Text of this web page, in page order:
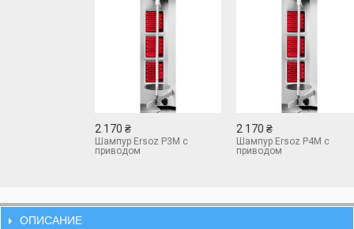
2 170 ₴
Шампур Ersoz Р3M с
приводом
2 170 ₴
Шампур Ersoz Р4M с
приводом
ОПИСАНИЕ